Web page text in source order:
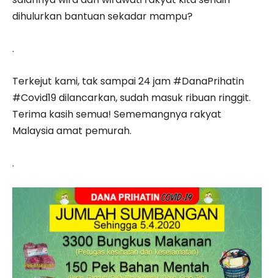
dihulurkan bantuan sekadar mampu?
.
Terkejut kami, tak sampai 24 jam #DanaPrihatin
#Covid19 dilancarkan, sudah masuk ribuan ringgit.
Terima kasih semua! Sememangnya rakyat
Malaysia amat pemurah.
.